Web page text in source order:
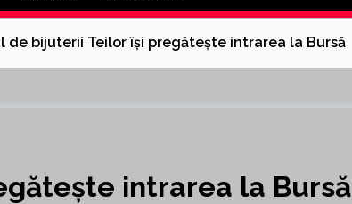
de bijuterii Teilor își pregătește intrarea la Bursă
intrarea la Bursă